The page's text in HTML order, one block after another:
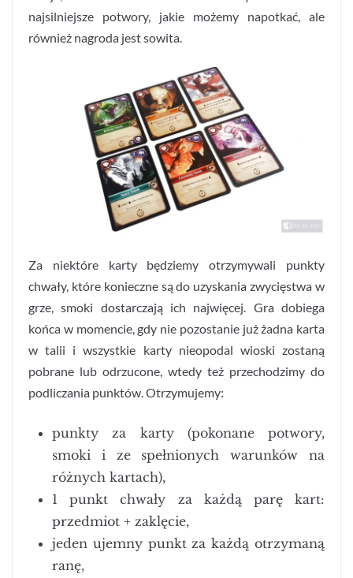
najsilniejsze potwory, jakie możemy napotkać, ale
również nagroda jest sowita.
Za niektóre karty będziemy otrzymywali punkty
chwały, które konieczne są do uzyskania zwycięstwa w
grze, smoki dostarczają ich najwięcej. Gra dobiega
końca w momencie, gdy nie pozostanie już żadna karta
w talii i wszystkie karty nieopodal wioski zostaną
pobrane lub odrzucone, wtedy też przechodzimy do
podliczania punktów. Otrzymujemy:
punkty za karty (pokonane potwory,
smoki i ze spełnionych warunków na
różnych kartach),
1 punkt chwały za każdą parę kart:
przedmiot + zaklęcie,
jeden ujemny punkt za każdą otrzymaną
ranę,